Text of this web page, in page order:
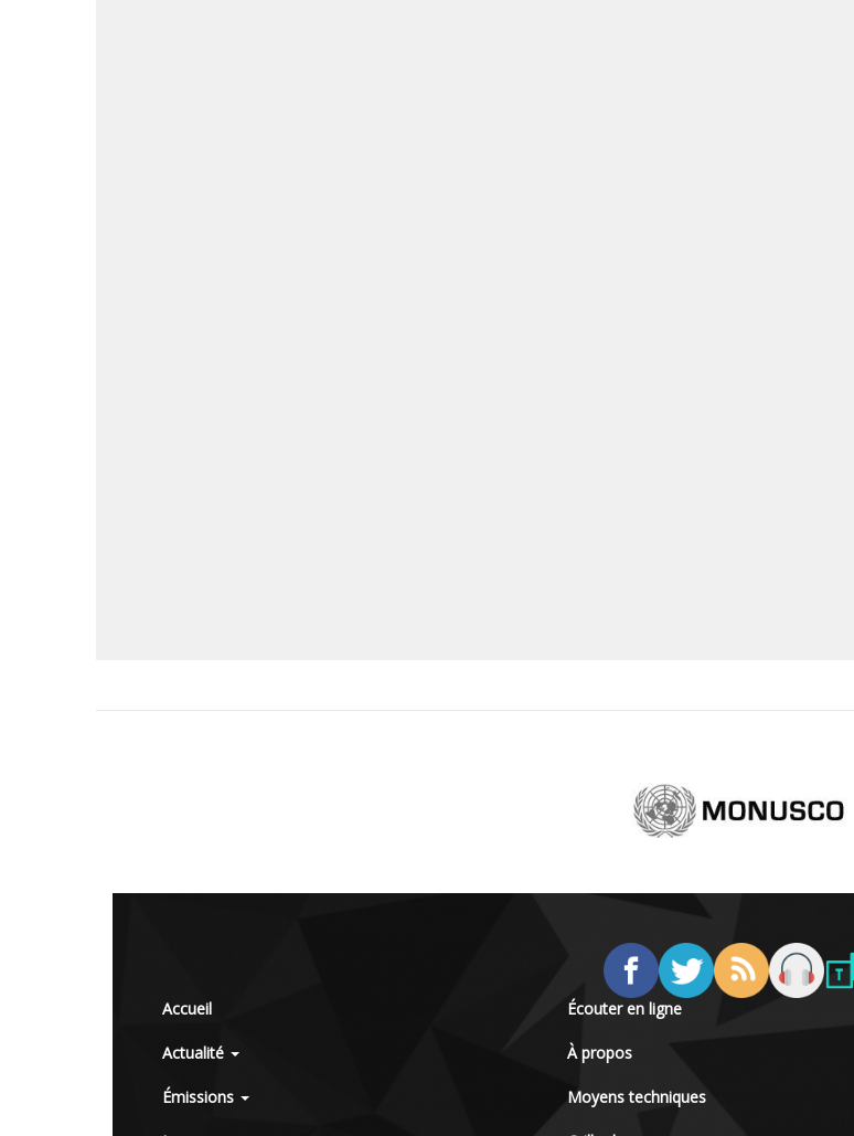
Accueil
Actualité
Émissions
Écouter en ligne
À propos
Moyens techniques